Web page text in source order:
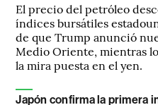
El precio del petróleo
índices bursátiles
de que Trump anunció
Medio Oriente, mientras
la mira puesta en el yen.
Japón confirma la primera